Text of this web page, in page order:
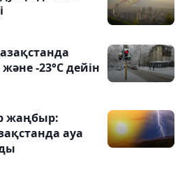
-23°C дейін
жаңбыр:
ауа